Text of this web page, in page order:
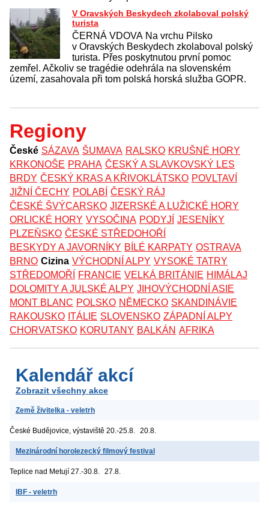
V Oravských Beskydech zkolaboval polský
turista
ČERNÁ VDOVA Na vrchu Pilsko
v Oravských Beskydech zkolaboval polský
turista. Přes poskytnutou první pomoc
zemřel. Ačkoliv se tragédie odehrála na slovenském
území, zasahovala při tom polská horská služba GOPR.
Regiony
České SÁZAVA ŠUMAVA RALSKO KRUŠNÉ HORY
KRKONOŠE PRAHA ČESKÝ A SLAVKOVSKÝ LES
BRDY ČESKÝ KRAS A KŘIVOKLÁTSKO POVLTAVÍ
JIŽNÍ ČECHY POLABÍ ČESKÝ RÁJ
ČESKÉ ŠVÝCARSKO JIZERSKÉ A LUŽICKÉ HORY
ORLICKÉ HORY VYSOČINA PODYJÍ JESENÍKY
PLZEŇSKO ČESKÉ STŘEDOHOŘÍ
BESKYDY A JAVORNÍKY BÍLÉ KARPATY OSTRAVA
BRNO Cizina VÝCHODNÍ ALPY VYSOKÉ TATRY
STŘEDOMOŘÍ
FRANCIE VELKÁ BRITÁNIE HIMÁLAJ
DOLOMITY A JULSKÉ ALPY JIHOVÝCHODNÍ ASIE
MONT BLANC POLSKO NĚMECKO SKANDINÁVIE
RAKOUSKO ITÁLIE SLOVENSKO ZÁPADNÍ ALPY
CHORVATSKO KORUTANY BALKÁN AFRIKA
Kalendář akcí
Zobrazit všechny akce
Země živitelka - veletrh
České Budějovice, výstaviště 20.-25.8. 20.8.
Mezinárodní horolezecký filmový festival
Teplice nad Metují 27.-30.8. 27.8.
IBF - veletrh